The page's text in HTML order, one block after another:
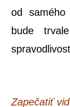
od
bude
Zape­ča­tiť